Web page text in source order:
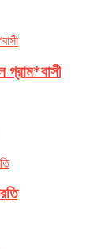
গ্রাম*বাসী